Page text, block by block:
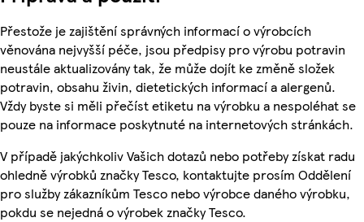
Přestože je zajištění správných informací o výrobcích
věnována nejvyšší péče, jsou předpisy pro výrobu potravin
neustále aktualizovány tak, že může dojít ke změně složek
potravin, obsahu živin, dietetických informací a alergenů.
Vždy byste si měli přečíst etiketu na výrobku a nespoléhat se
pouze na informace poskytnuté na internetových stránkách.
V případě jakýchkoliv Vašich dotazů nebo potřeby získat radu
ohledně výrobků značky Tesco, kontaktujte prosím Oddělení
pro služby zákazníkům Tesco nebo výrobce daného výrobku,
pokdu se nejedná o výrobek značky Tesco.